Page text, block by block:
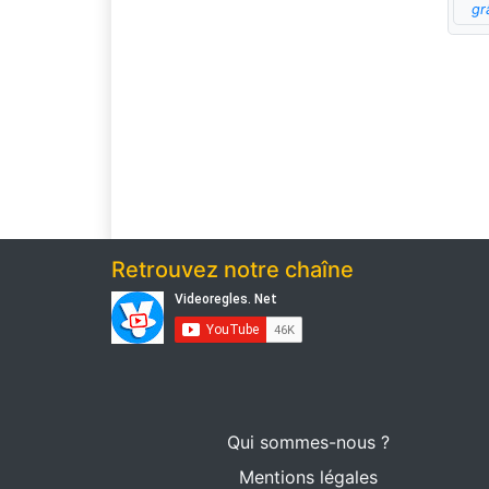
Retrouvez notre chaîne
Qui sommes-nous ?
Mentions légales